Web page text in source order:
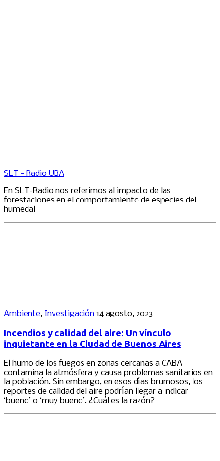
SLT - Radio UBA
En SLT-Radio nos referimos al impacto de las
forestaciones en el comportamiento de especies del
humedal
Ambiente, Investigación 14 agosto, 2023
Incendios y calidad del aire: Un vínculo
inquietante en la Ciudad de Buenos Aires
El humo de los fuegos en zonas cercanas a CABA
contamina la atmósfera y causa problemas sanitarios en
la población. Sin embargo, en esos días brumosos, los
reportes de calidad del aire podrían llegar a indicar
‘bueno’ o ‘muy bueno’. ¿Cuál es la razón?